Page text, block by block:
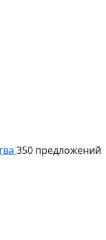
350 предложений